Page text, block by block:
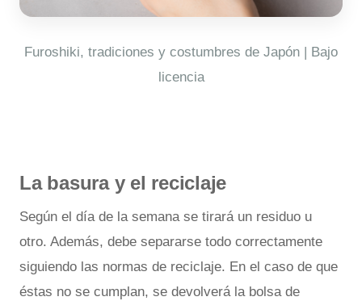
Furoshiki, tradiciones y costumbres de Japón | Bajo
licencia
La basura y el reciclaje
Según el día de la semana se tirará un residuo u
otro. Además, debe separarse todo correctamente
siguiendo las normas de reciclaje. En el caso de que
éstas no se cumplan, se devolverá la bolsa de